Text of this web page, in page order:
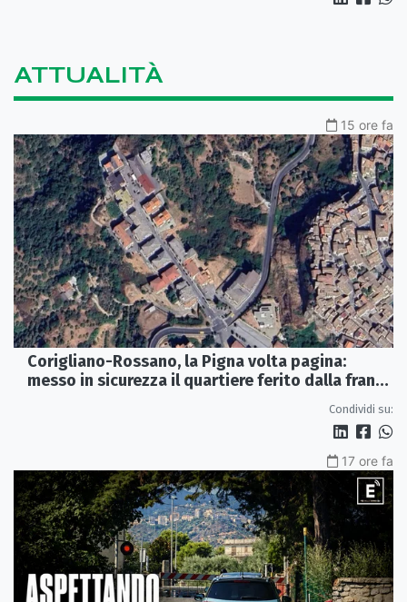
ATTUALITÀ
15 ore fa
Corigliano-Rossano, la Pigna volta pagina:
messo in sicurezza il quartiere ferito dalla frana
Condividi su:
17 ore fa